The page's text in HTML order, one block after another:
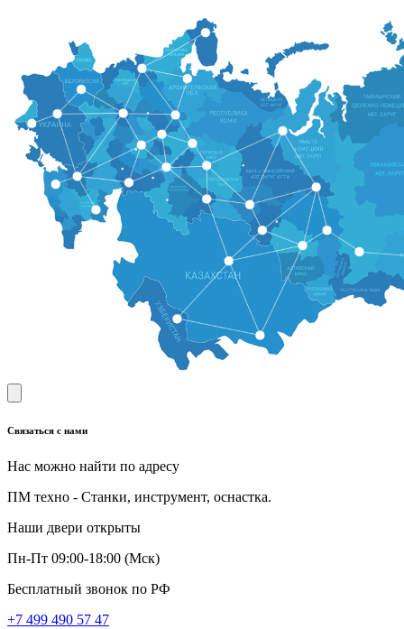
Связаться с нами
Нас можно найти по адресу
ПМ техно - Станки, инструмент, оснастка.
Наши двери открыты
Пн-Пт 09:00-18:00 (Мск)
Бесплатный звонок по РФ
+7 499 490 57 47